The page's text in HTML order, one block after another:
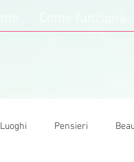
Luoghi Pensieri